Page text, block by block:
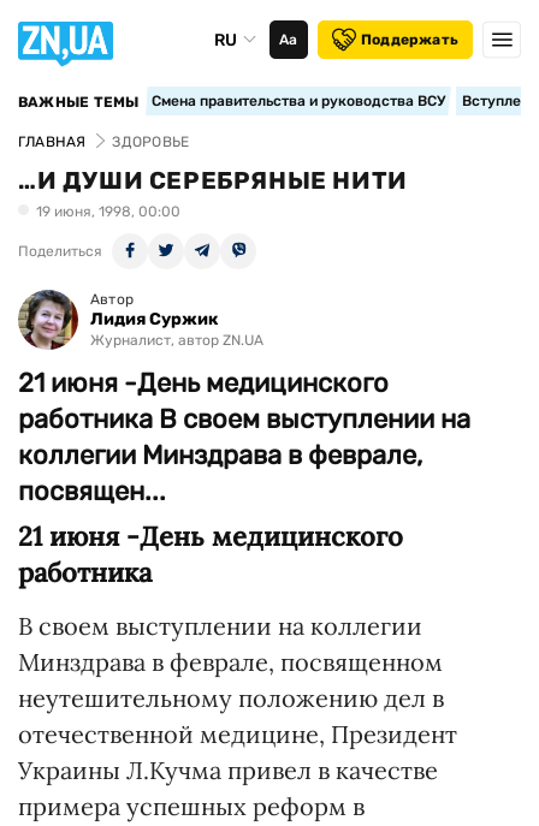
RU Аа Поддержать
ВАЖНЫЕ ТЕМЫ Смена правительства и руководства ВСУ
ГЛАВНАЯ ЗДОРОВЬЕ
…И ДУШИ СЕРЕБРЯНЫЕ НИТИ
19 июня, 1998, 00:00
Поделиться
Автор
Лидия Суржик
Журналист, автор ZN.UA
21 июня -День медицинского
работника В своем выступлении на
коллегии Минздрава в феврале,
посвящен...
21 июня -День медицинского
работника
В своем выступлении на коллегии
Минздрава в феврале, посвященном
неутешительному положению дел в
отечественной медицине, Президент
Украины Л.Кучма привел в качестве
примера успешных реформ в